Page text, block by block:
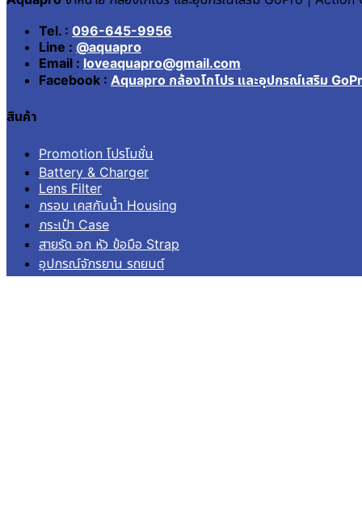
Tel. : 096-645-9956
Line : @aquapro
Email : loveaquapro@gmail.com
Facebook : Aquapro กล้องโกโปร และอุปกรณ์เสริม
สินค้า
Promotion โปรโมชั่น
Battery & Charger
Lens Filter
กรอบ เคสกันน้ำ Housing
กระเป๋า Case
สายรัด อก หัว ข้อมือ Strap
อุปกรณ์จักรยาน รถยนต์